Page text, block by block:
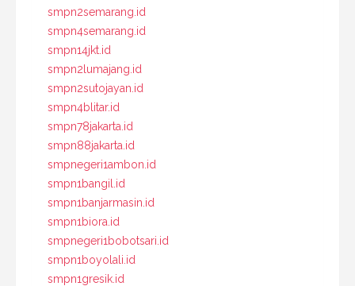
smpn2semarang.id
smpn4semarang.id
smpn14jkt.id
smpn2lumajang.id
smpn2sutojayan.id
smpn4blitar.id
smpn78jakarta.id
smpn88jakarta.id
smpnegeri1ambon.id
smpn1bangil.id
smpn1banjarmasin.id
smpn1biora.id
smpnegeri1bobotsari.id
smpn1boyolali.id
smpn1gresik.id